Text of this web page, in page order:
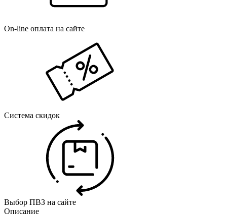
On-line оплата на сайте
Система скидок
Выбор ПВЗ на сайте
Описание